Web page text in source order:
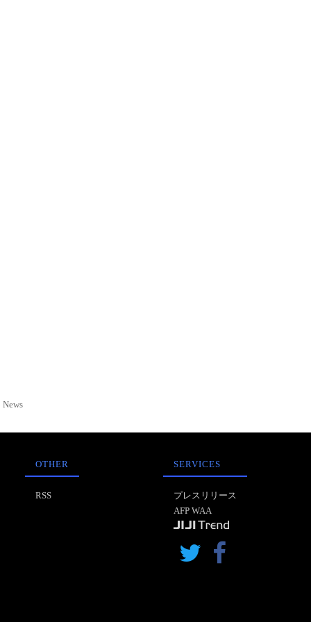
OTHER
RSS
SERVICES
プレスリリース
AFP WAA